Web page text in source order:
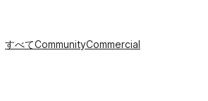
すべてCommunityCommercial